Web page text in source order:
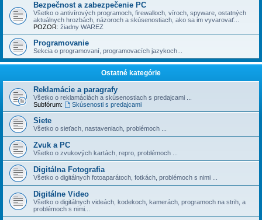
Bezpečnost a zabezpečenie PC
Všetko o antivírových programoch, firewalloch, víroch, spyware, ostatných
aktuálnych hrozbách, názoroch a skúsenostiach, ako sa im vyvarovať...
POZOR: žiadny WAREZ
Programovanie
Sekcia o programovaní, programovacích jazykoch...
Ostatné kategórie
Reklamácie a paragrafy
Všetko o reklamáciách a skúsenostiach s predajcami ...
Subfórum:
Skúsenosti s predajcami
Siete
Všetko o sieťach, nastaveniach, problémoch ...
Zvuk a PC
Všetko o zvukových kartách, repro, problémoch ...
Digitálna Fotografia
Všetko o digitálnych fotoaparátoch, fotkách, problémoch s nimi ...
Digitálne Video
Všetko o digitálnych videách, kodekoch, kamerách, programoch na strih, a
problémoch s nimi...